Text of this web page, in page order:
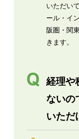
いただい
ール・イ
阪圏・関
きます。
経理や
ないの
いただ